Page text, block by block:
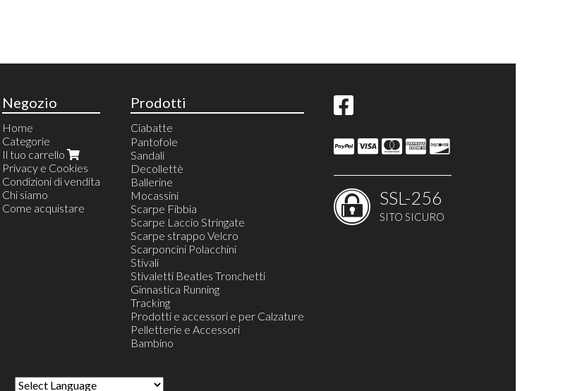
Negozio
Home
Categorie
Il tuo carrello
Privacy e Cookies
Condizioni di vendita
Chi siamo
Come acquistare
Prodotti
Ciabatte
Ciabatte da Camera
Ciabatte Blister Appeso
Ciabatte da Casa
Ciabatte da Mare e piscina
Ciabatte da Lavoro
Ciabatte Infradito
Ciabatte Confort
Ciabatte da Viaggio
Ciabatte Zoccolo
Ciabatte Moda Trandy
Pantofole
Sandali
Decollettè
Ballerine
Mocassini
Scarpe Fibbia
Scarpe Laccio Stringate
Scarpe strappo Velcro
Scarponcini Polacchini
Stivali
Stivaletti Beatles Tronchetti
Ginnastica Running
Tracking
Prodotti e accessori e per Calzature
Pelletterie e Accessori
Bambino
SSL-256
SITO SICURO